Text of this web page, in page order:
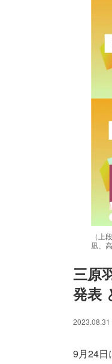
（上
凪、
三原
発表
2023.08.31
9月24日